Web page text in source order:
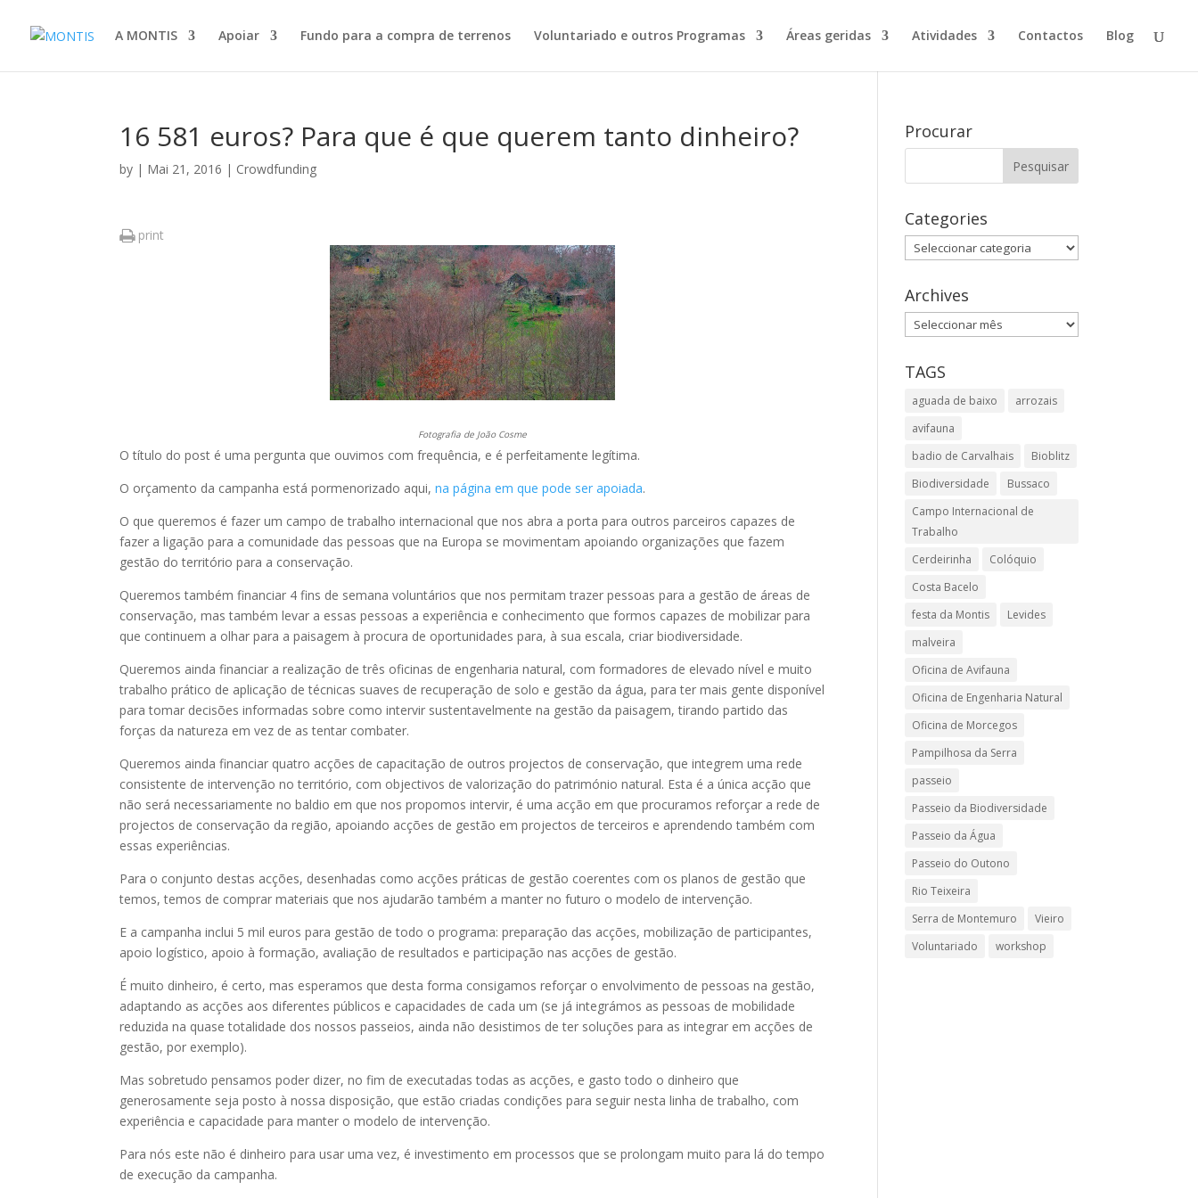
A MONTIS Apoiar Fundo para a compra de terrenos Voluntariado e outros Programas Áreas geridas Atividades Contactos Blog
16 581 euros? Para que é que querem tanto dinheiro?
by | Mai 21, 2016 | Crowdfunding
print
Fotografia de João Cosme
O título do post é uma pergunta que ouvimos com frequência, e é perfeitamente legítima.
O orçamento da campanha está pormenorizado aqui,na página em que pode ser apoiada.
O que queremos é fazer um campo de trabalho internacional que nos abra a porta para outros parceiros capazes de
fazer a ligação para a comunidade das pessoas que na Europa se movimentam apoiando organizações que fazem
gestão do território para a conservação.
Queremos também financiar 4 fins de semana voluntários que nos permitam trazer pessoas para a gestão de áreas de
conservação, mas também levar a essas pessoas a experiência e conhecimento que formos capazes de mobilizar para
que continuem a olhar para a paisagem à procura de oportunidades para, à sua escala, criar biodiversidade.
Queremos ainda financiar a realização de três oficinas de engenharia natural, com formadores de elevado nível e muito
trabalho prático de aplicação de técnicas suaves de recuperação de solo e gestão da água, para ter mais gente disponível
para tomar decisões informadas sobre como intervir sustentavelmente na gestão da paisagem, tirando partido das
forças da natureza em vez de as tentar combater.
Queremos ainda financiar quatro acções de capacitação de outros projectos de conservação, que integrem uma rede
consistente de intervenção no território, com objectivos de valorização do património natural. Esta é a única acção que
não será necessariamente no baldio em que nos propomos intervir, é uma acção em que procuramos reforçar a rede de
projectos de conservação da região, apoiando acções de gestão em projectos de terceiros e aprendendo também com
essas experiências.
Para o conjunto destas acções, desenhadas como acções práticas de gestão coerentes com os planos de gestão que
temos, temos de comprar materiais que nos ajudarão também a manter no futuro o modelo de intervenção.
E a campanha inclui 5 mil euros para gestão de todo o programa: preparação das acções, mobilização de participantes,
apoio logístico, apoio à formação, avaliação de resultados e participação nas acções de gestão.
É muito dinheiro, é certo, mas esperamos que desta forma consigamos reforçar o envolvimento de pessoas na gestão,
adaptando as acções aos diferentes públicos e capacidades de cada um (se já integrámos as pessoas de mobilidade
reduzida na quase totalidade dos nossos passeios, ainda não desistimos de ter soluções para as integrar em acções de
gestão, por exemplo).
Mas sobretudo pensamos poder dizer, no fim de executadas todas as acções, e gasto todo o dinheiro que
generosamente seja posto à nossa disposição, que estão criadas condições para seguir nesta linha de trabalho, com
experiência e capacidade para manter o modelo de intervenção.
Para nós este não é dinheiro para usar uma vez, é investimento em processos que se prolongam muito para lá do tempo
de execução da campanha.
Procurar
Categories
Categories
Archives
Archives
TAGS
aguada de baixo
arrozais
avifauna
badio de Carvalhais
Bioblitz
Biodiversidade
Bussaco
Campo Internacional de
Trabalho
Cerdeirinha
Colóquio
Costa Bacelo
festa da Montis
Levides
malveira
Oficina de Avifauna
Oficina de Engenharia Natural
Oficina de Morcegos
Pampilhosa da Serra
passeio
Passeio da Biodiversidade
Passeio da Água
Passeio do Outono
Rio Teixeira
Serra de Montemuro
Vieiro
Voluntariado
workshop